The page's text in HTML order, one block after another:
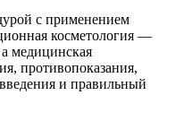
с применением
косметология —
медицинская
противопоказания,
и правильный